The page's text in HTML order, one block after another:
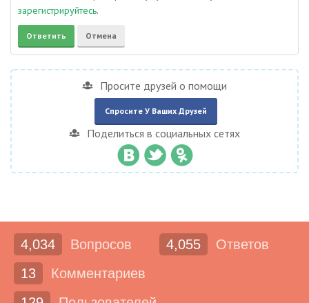
зарегистрируйтесь.
Просите друзей о помощи
Спросите У Ваших Друзей
Поделиться в социальных сетях
4,034 Вопросов 4,055
Ответов
13
Комментариев